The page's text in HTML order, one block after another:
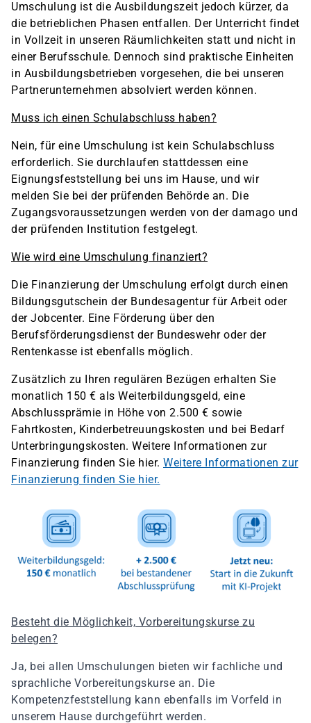
Umschulung ist die Ausbildungszeit jedoch kürzer, da
die betrieblichen Phasen entfallen. Der Unterricht findet
in Vollzeit in unseren Räumlichkeiten statt und nicht in
einer Berufsschule. Dennoch sind praktische Einheiten
in Ausbildungsbetrieben vorgesehen, die bei unseren
Partnerunternehmen absolviert werden können.
Muss ich einen Schulabschluss haben?
Nein, für eine Umschulung ist kein Schulabschluss
erforderlich. Sie durchlaufen stattdessen eine
Eignungsfeststellung bei uns im Hause, und wir
melden Sie bei der prüfenden Behörde an. Die
Zugangsvoraussetzungen werden von der damago und
der prüfenden Institution festgelegt.
Wie wird eine Umschulung finanziert?
Die Finanzierung der Umschulung erfolgt durch einen
Bildungsgutschein der Bundesagentur für Arbeit oder
der Jobcenter. Eine Förderung über den
Berufsförderungsdienst der Bundeswehr oder der
Rentenkasse ist ebenfalls möglich.
Zusätzlich zu Ihren regulären Bezügen erhalten Sie
monatlich 150 € als Weiterbildungsgeld, eine
Abschlussprämie in Höhe von 2.500 € sowie
Fahrtkosten, Kinderbetreuungskosten und bei Bedarf
Unterbringungskosten. Weitere Informationen zur
Finanzierung finden Sie hier. Weitere Informationen zur
Finanzierung finden Sie hier.
Besteht die Möglichkeit, Vorbereitungskurse zu
belegen?
Ja, bei allen Umschulungen bieten wir fachliche und
sprachliche Vorbereitungskurse an. Die
Kompetenzfeststellung kann ebenfalls im Vorfeld in
unserem Hause durchgeführt werden.